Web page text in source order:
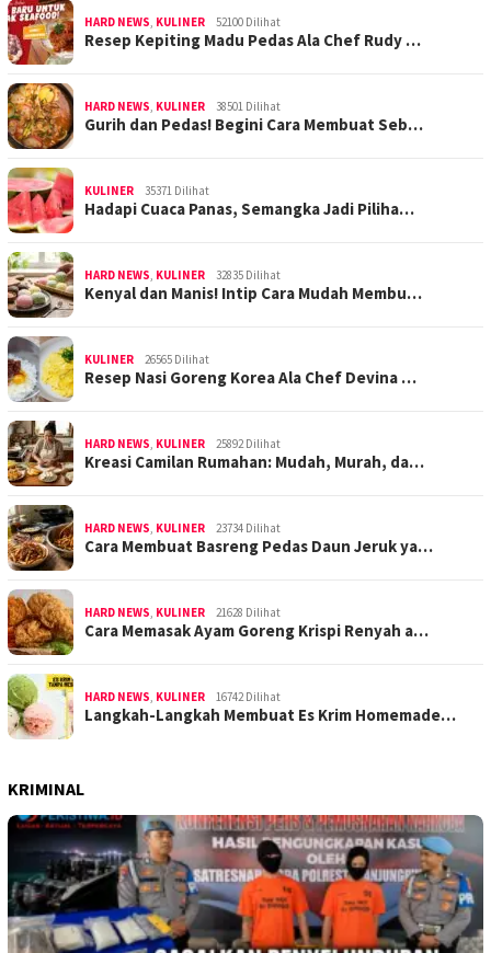
HARD NEWS, KULINER 52100 Dilihat
Resep Kepiting Madu Pedas Ala Chef Rudy …
HARD NEWS, KULINER 38501 Dilihat
Gurih dan Pedas! Begini Cara Membuat Seb…
KULINER 35371 Dilihat
Hadapi Cuaca Panas, Semangka Jadi Piliha…
HARD NEWS, KULINER 32835 Dilihat
Kenyal dan Manis! Intip Cara Mudah Membu…
KULINER 26565 Dilihat
Resep Nasi Goreng Korea Ala Chef Devina …
HARD NEWS, KULINER 25892 Dilihat
Kreasi Camilan Rumahan: Mudah, Murah, da…
HARD NEWS, KULINER 23734 Dilihat
Cara Membuat Basreng Pedas Daun Jeruk ya…
HARD NEWS, KULINER 21628 Dilihat
Cara Memasak Ayam Goreng Krispi Renyah a…
HARD NEWS, KULINER 16742 Dilihat
Langkah-Langkah Membuat Es Krim Homemade…
KRIMINAL